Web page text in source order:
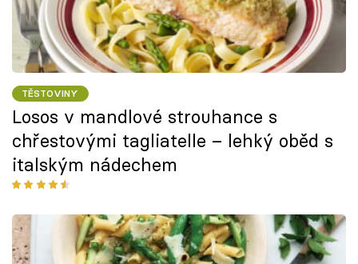
TĚSTOVINY
Losos v mandlové strouhance s
chřestovými tagliatelle – lehký oběd s
italským nádechem